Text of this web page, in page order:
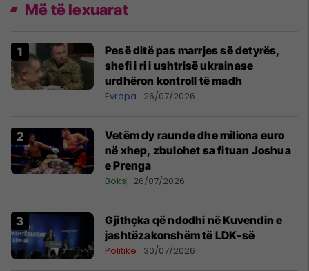
Më të lexuarat
Pesë ditë pas marrjes së detyrës,
shefi i ri i ushtrisë ukrainase
urdhëron kontroll të madh
Evropa 26/07/2026
Vetëm dy raunde dhe miliona euro
në xhep, zbulohet sa fituan Joshua
e Prenga
Boks 26/07/2026
Gjithçka që ndodhi në Kuvendin e
jashtëzakonshëm të LDK-së
Politikë 30/07/2026